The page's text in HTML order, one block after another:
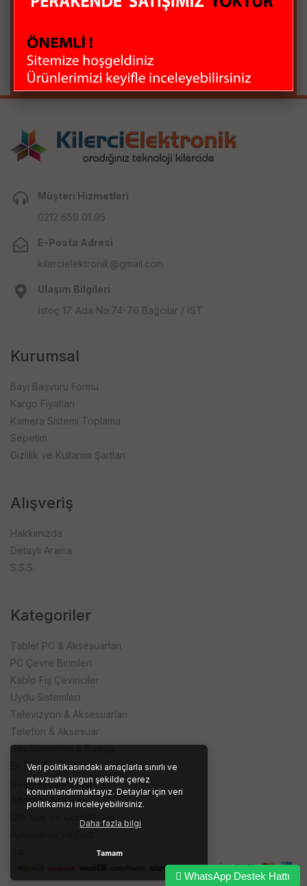
Veri politikasındaki amaçlarla sınırlı ve
mevzuata uygun şekilde çerez
konumlandırmaktayız. Detaylar için veri
politikamızı inceleyebilirsiniz.
Daha fazla bilgi
Tamam
E-Bülten aboneliği ile fırsatları kaçırma...
Müşteri Hizmetleri
0212 659 01 95
E-Posta Adresi
kilercielektronik@gmail.com
Ulaşım Bilgileri
İstoç 17. Ada No:74-76 Bağcılar / İST
Kurumsal
Bayi Başvuru Formu
Kargo Fiyatları
Kamera Sistemi Toplama
Sepetim
Gizlilik ve Kullanım Şartları
Alışveriş
Hakkımızda
Detaylı Arama
S.S.S.
Kategoriler
Tablet PC & Aksesuarları
PC Çevre Birimleri
Kablo Fiş Çeviriciler
Uydu Sistemleri
Televizyon & Aksesuarları
Telefon & Aksesuar
Ses Sistemleri & Radyo
Ev Elektroniği Kişisel Bakım
Güvenlik Sistemleri
Adaptör Akü Piller
Sarf ve İşyeri Ürünleri
WhatsApp Destek Hattı